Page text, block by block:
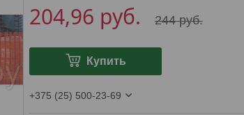
244руб.
204,96 руб.
Купить
+375 (25) 500-23-69